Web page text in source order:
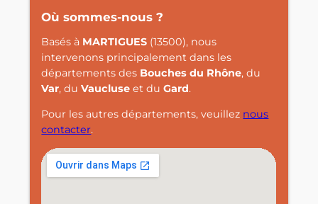
Où sommes-nous ?
Basés à MARTIGUES (13500), nous
intervenons principalement dans les
départements des Bouches du Rhône, du
Var, duVaucluse et duGard.
Pour les autres départements, veuillez nous
contacter.